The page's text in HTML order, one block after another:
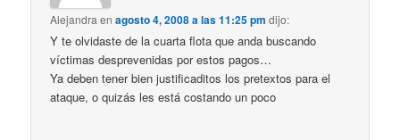
Alejandra enagosto 4, 2008 a las 11:25 pm dijo:
Y te olvidaste de la cuarta flota que anda buscando
víctimas desprevenidas por estos pagos…
Ya deben tener bien justificaditos los pretextos para el
ataque, o quizás les está costando un poco